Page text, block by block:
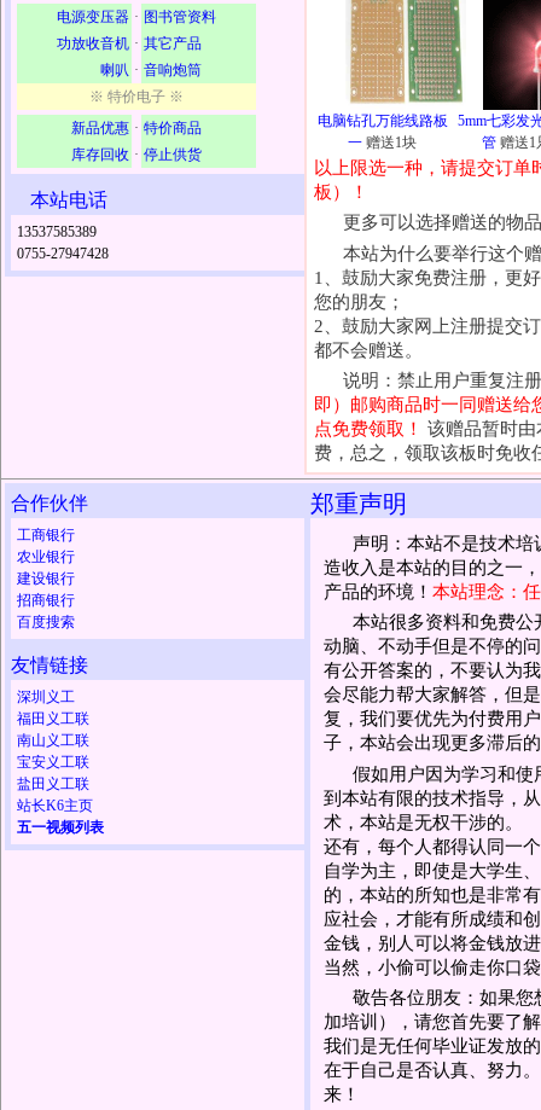
电源变压器 · 图书管资料
功放收音机 · 其它产品
喇叭 · 音响炮筒
※ 特价电子 ※
新品优惠 · 特价商品
库存回收 · 停止供货
本站电话
13537585389
0755-27947428
电脑钻孔万能线路板
一 赠送1块
5mm七彩发
管 赠送1
以上限选一种，请提交订单
板）！
更多可以选择赠送的物
本站为什么要举行这个
1、鼓励大家免费注册，更
您的朋友；
2、鼓励大家网上注册提交
都不会赠送。
说明：禁止用户重复注
即）邮购商品时一同赠送给
点免费领取！ 该赠品暂时
费，总之，领取该板时免收
合作伙伴
工商银行
农业银行
建设银行
招商银行
百度搜索
友情链接
深圳义工
福田义工联
南山义工联
宝安义工联
盐田义工联
站长K6主页
五一视频列表
郑重声明
声明：本站不是技术培
造收入是本站的目的之一
产品的环境！ 本站理念：
本站很多资料和免费公
动脑、不动手但是不停的
有公开答案的，不要认为
会尽能力帮大家解答，但
复，我们要优先为付费用
子，本站会出现更多滞后
假如用户因为学习和使
到本站有限的技术指导，
术，本站是无权干涉的。
还有，每个人都得认同一
自学为主，即使是大学生
的，本站的所知也是非常
应社会，才能有所成绩和
金钱，别人可以将金钱放
当然，小偷可以偷走你口
敬告各位朋友：如果您
加培训），请您首先要了
我们是无任何毕业证发放
在于自己是否认真、努力
来！